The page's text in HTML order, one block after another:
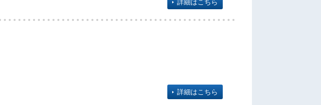
詳細はこちら
詳細はこちら